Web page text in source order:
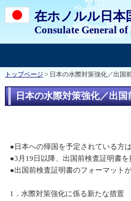
在ホノルル日本
Consulate General
トップページ > 日本の水際対策強化／出国
日本の水際対策強化／出
●日本への帰国を予定されている方
●3月19日以降、出国前検査証明書
●出国前検査証明書のフォーマット
1．水際対策強化に係る新たな措置